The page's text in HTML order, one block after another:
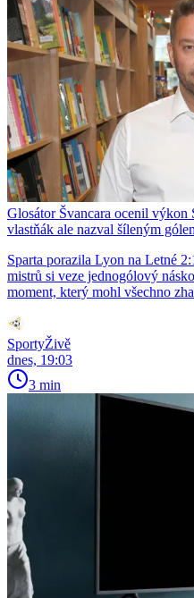
Glosátor Švancara ocenil
vlastňák ale nazval šíleným
Sparta porazila Lyon na Letné
mistrů si veze jednogólový
moment, který mohl všechno
SportyŽivě
dnes, 19:03
3 min